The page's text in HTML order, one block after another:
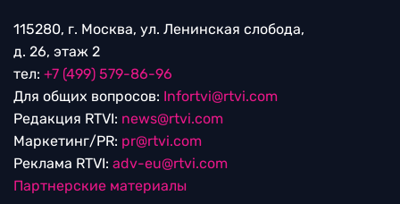
115280, г. Москва, ул. Ленинская слобода,
д. 26, этаж 2
тел: +7 (499) 579-86-96
Для общих вопросов: Infortvi@rtvi.com
Редакция RTVI: news@rtvi.com
Маркетинг/PR: pr@rtvi.com
Реклама RTVI: adv-eu@rtvi.com
Партнерские материалы